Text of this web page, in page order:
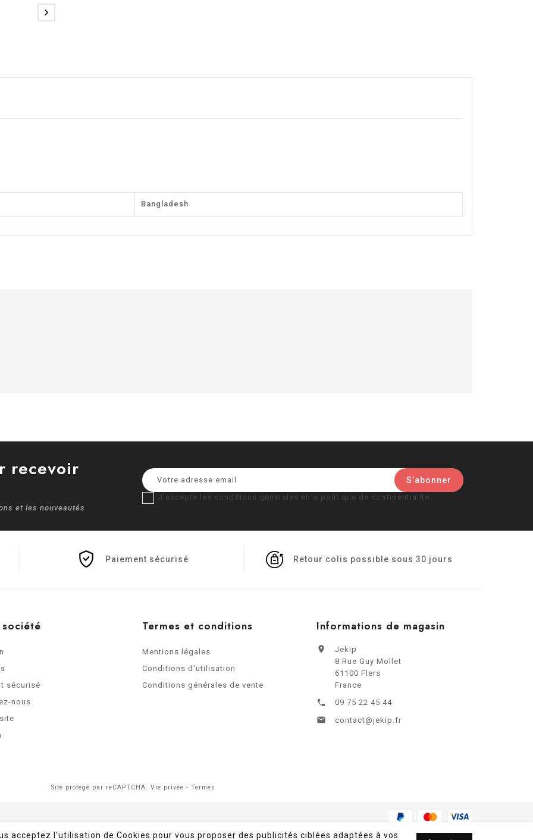

Bangladesh
recevoir
et les nouveautés
J'accepte les conditions générales et la politique de confidentialité
Paiement sécurisé Retour colis possible sous 30 jours
sécurisé
nous
Termes et conditions
Mentions légales
Conditions d'utilisation
Conditions générales de vente
Informations de magasin

Jekip
8 Rue Guy Mollet
61100 Flers
France
 09 75 22 45 44
 contact@jekip.fr
Site protégé par reCAPTCHA. Vie privée - Termes
acceptez l'utilisation de Cookies pour vous proposer des publicités ciblées adaptées à vos